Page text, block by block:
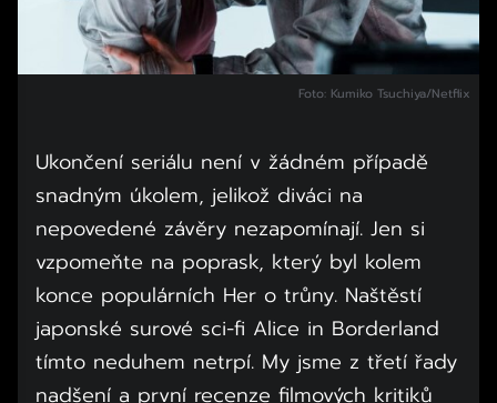
Foto: Kumiko Tsuchiya/Netflix
Ukončení seriálu není v žádném případě
snadným úkolem, jelikož diváci na
nepovedené závěry nezapomínají. Jen si
vzpomeňte na poprask, který byl kolem
konce populárních Her o trůny. Naštěstí
japonské surové sci-fi Alice in Borderland
tímto neduhem netrpí. My jsme z třetí řady
nadšení a první recenze filmových kritiků